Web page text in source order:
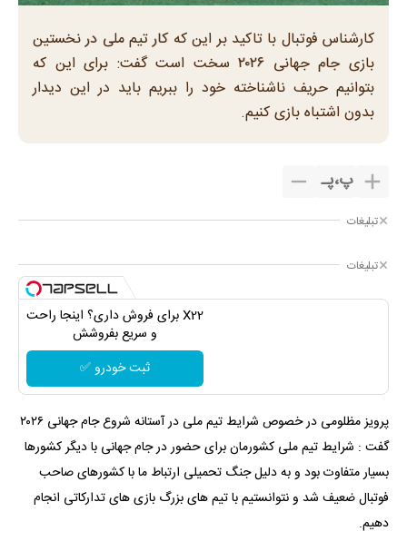
کارشناس فوتبال با تاکید بر این که کار تیم ملی در نخستین
بازی جام جهانی ۲۰۲۶ سخت است گفت: برای این که
بتوانیم حریف ناشناخته خود را ببریم باید در این دیدار
بدون اشتباه بازی کنیم.
پ،پـ
تبلیغات
تبلیغات
X22 برای فروش داری؟ اینجا راحت
و سریع بفروشش
ثبت خودرو ✅
پرویز مظلومی در خصوص شرایط تیم ملی در آستانه شروع جام جهانی ۲۰۲۶
گفت : شرایط تیم ملی کشورمان برای حضور در جام جهانی با دیگر کشورها
بسیار متفاوت بود و به دلیل جنگ تحمیلی ارتباط ما با کشورهای صاحب
فوتبال ضعیف شد و نتوانستیم با تیم های بزرگ بازی های تدارکاتی انجام
دهیم.